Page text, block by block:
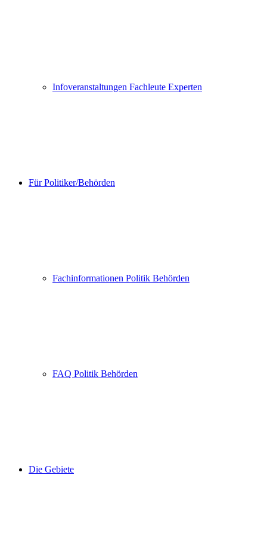
Infoveranstaltungen Fachleute Experten
Für Politiker/Behörden
Fachinformationen Politik Behörden
FAQ Politik Behörden
Die Gebiete